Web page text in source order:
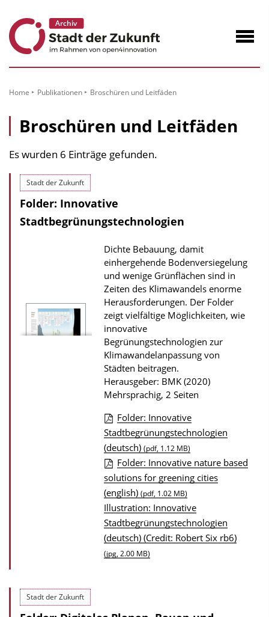
Inhalt
Home Publikationen Broschüren und Leitfäden
Broschüren und Leitfäden
Es wurden 6 Einträge gefunden.
Stadt der Zukunft
Folder: Innovative
Stadtbegrünungstechnologien
Dichte Bebauung, damit
einhergehende Bodenversiegelung
und wenige Grünflächen sind in
Zeiten des Klimawandels enorme
Herausforderungen. Der Folder
zeigt vielfältige Möglichkeiten, wie
innovative
Begrünungstechnologien zur
Klimawandelanpassung von
Städten beitragen.
Herausgeber: BMK (2020)
Mehrsprachig, 2 Seiten
D
o
w
n
l
o
a
d
Folder: Innovative
Stadtbegrünungstechnologien
(deutsch) (pdf, 1.12 MB)
Folder: Innovative nature based
solutions for greening cities
(english) (pdf, 1.02 MB)
Illustration: Innovative
Stadtbegrünungstechnologien
(deutsch) (Credit: Robert Six rb6)
(jpg, 2.00 MB)
Stadt der Zukunft